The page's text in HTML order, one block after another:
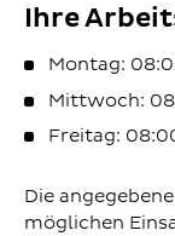
Ihre
Montag:
Mittwoch:
Freitag:
Die
möglichen